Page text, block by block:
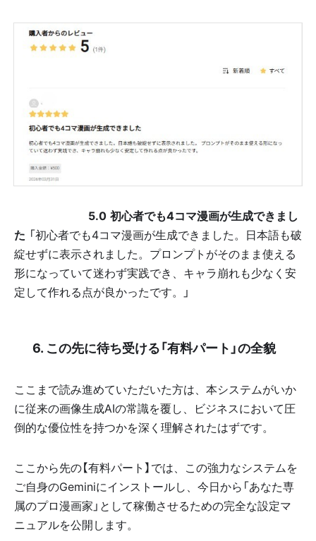
5.0 初心者でも4コマ漫画が生成できまし
た 「初心者でも4コマ漫画が生成できました。日本語も破
綻せずに表示されました。プロンプトがそのまま使える
形になっていて迷わず実践でき、キャラ崩れも少なく安
定して作れる点が良かったです。」
📩 6. この先に待ち受ける「有料パート」の全貌
ここまで読み進めていただいた方は、本システムがいか
に従来の画像生成AIの常識を覆し、ビジネスにおいて圧
倒的な優位性を持つかを深く理解されたはずです。
ここから先の【有料パート】では、この強力なシステムを
ご自身のGeminiにインストールし、今日から「あなた専
属のプロ漫画家」として稼働させるための完全な設定マ
ニュアルを公開します。